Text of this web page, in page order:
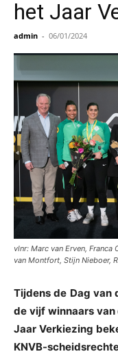
het Jaar
admin - 06/01/2024
vlnr: Marc van Erven,
van Montfort, Stijn Nieboer,
Tijdens de Dag van
de vijf winnaars
Jaar Verkiezing
KNVB-